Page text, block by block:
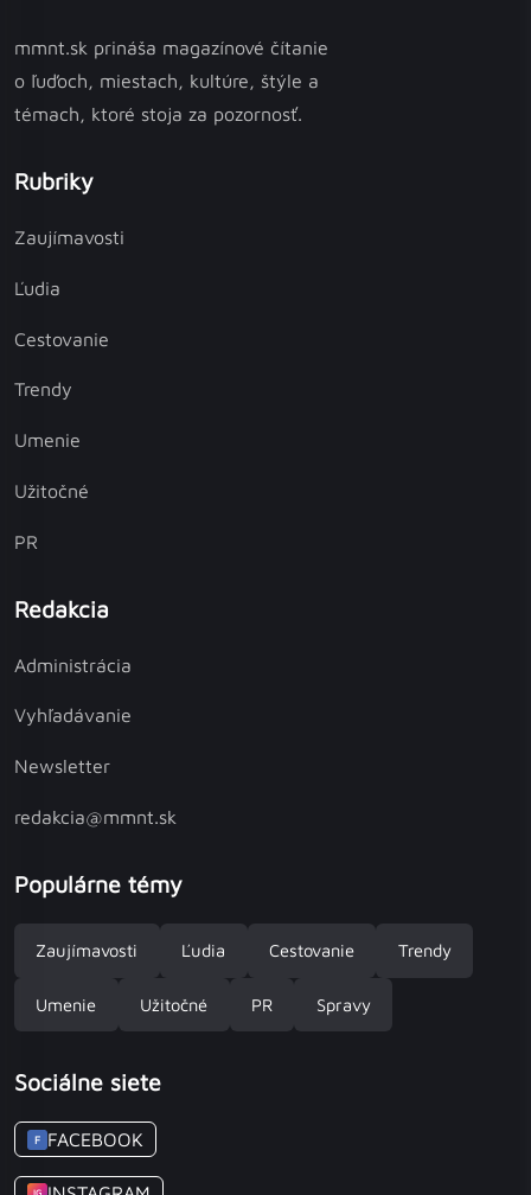
mmnt.sk prináša magazínové čítanie
o ľuďoch, miestach, kultúre, štýle a
témach, ktoré stoja za pozornosť.
Rubriky
Zaujímavosti
Ľudia
Cestovanie
Trendy
Umenie
Užitočné
PR
Redakcia
Administrácia
Vyhľadávanie
Newsletter
redakcia@mmnt.sk
Populárne témy
Zaujímavosti Ľudia Cestovanie Trendy
Umenie Užitočné PR Spravy
Sociálne siete
F FACEBOOK